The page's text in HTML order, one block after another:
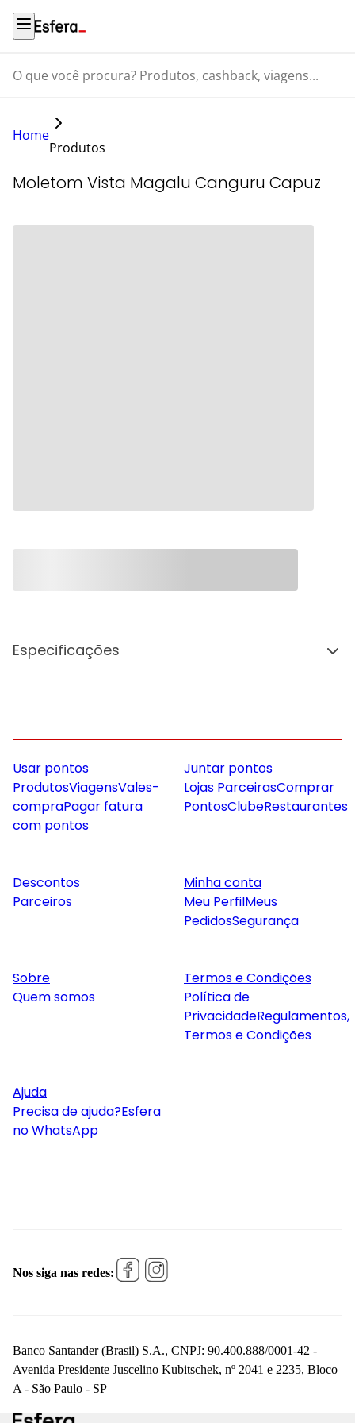
O que você procura? Produtos, cashback, viagens...
Home
Produtos
Moletom Vista Magalu Canguru Capuz
Especificações
Usar pontos
ProdutosViagensVales-
compraPagar fatura
com pontos
Juntar pontos
Lojas ParceirasComprar
PontosClubeRestaurantes
Descontos
Parceiros
Minha conta
Meu PerfilMeus
PedidosSegurança
Sobre
Quem somos
Termos e Condições
Política de
PrivacidadeRegulamentos,
Termos e Condições
Ajuda
Precisa de ajuda?Esfera
no WhatsApp
Nos siga nas redes:
Banco Santander (Brasil) S.A., CNPJ: 90.400.888/0001-42 -
Avenida Presidente Juscelino Kubitschek, nº 2041 e 2235, Bloco
A - São Paulo - SP